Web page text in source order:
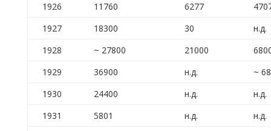
1926
11760 6277
1927
18300 30
н.д.
1928
~ 27800 21000
1929
36900 н.д.
~
1930
24400 н.д.
н.д.
1931
5801 н.д.
н.д.